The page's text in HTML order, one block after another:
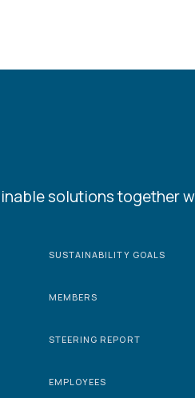
solutions together
SUSTAINABILITY GOALS
MEMBERS
STEERING REPORT
EMPLOYEES